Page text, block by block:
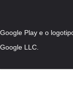
Google Play e o
Google LLC.